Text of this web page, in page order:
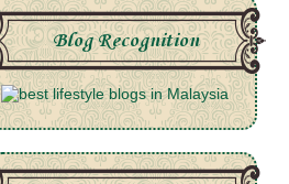
Blog Recognition